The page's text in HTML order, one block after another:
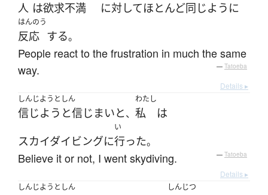
人 は欲求不満 に対してほとんど同じように
はんのう
反応 する。
People react to the frustration in much the same
way.
— Tatoeba
Details ▸
しんじようとしん
信じようと信じまいと、
わたし
私
は
スカイダイビングに
い
行った。
Believe it or not, I went skydiving. — Tatoeba
Details ▸
しんじようとしん
しんじつ